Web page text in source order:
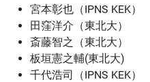
宮本彰也（IPNS KEK）
田窪洋介（東北大）
斎藤智之（東北大）
板垣憲之輔(東北大)
千代浩司（IPNS KEK）